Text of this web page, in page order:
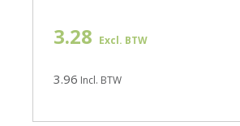
3.28 Excl. BTW
3.96 Incl. BTW